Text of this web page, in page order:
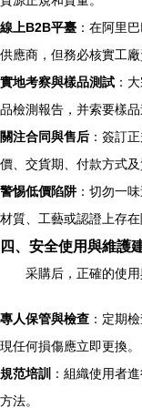
線上B2B平臺 ：在阿里
供應商，但務必核實工廠
實地考察與樣品測試 ：
品檢測報告，并索要樣
關注合同與售后 ：簽訂
價、交貨期、付款方式
警惕低價陷阱：切勿一
材質、工藝或認證上存在
四、安全使用與維護
采購后，正確的使用
專人保管與檢查 ：定期
現任何損傷應立即更換。
規范培訓
：組織使用者
方法。